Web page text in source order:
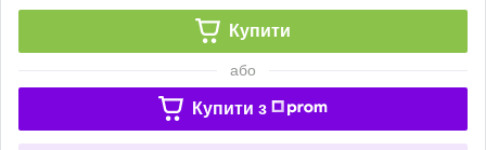
Купити
або
Купити з